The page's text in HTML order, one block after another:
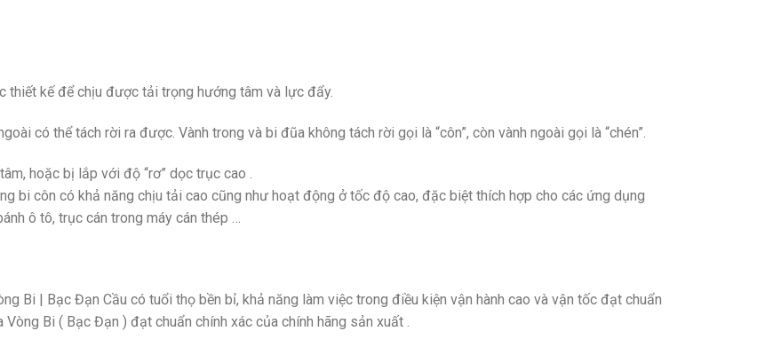
thiết kế để chịu được tải trọng hướng tâm và lực đẩy.
có thể tách rời ra được. Vành trong và bi đũa không tách rời gọi là “côn”, còn vành ngoài gọi là “chén”.
hoặc bị lắp với độ “rơ” dọc trục cao .
bi côn có khả năng chịu tải cao cũng như hoạt động ở tốc độ cao, đặc biệt thích hợp cho các ứng dụng
ô tô, trục cán trong máy cán thép …
Bi | Bạc Đạn Cầu có tuổi thọ bền bỉ, khả năng làm việc trong điều kiện vận hành cao và vận tốc đạt chuẩn
Bi ( Bạc Đạn ) đạt chuẩn chính xác của chính hãng sản xuất .